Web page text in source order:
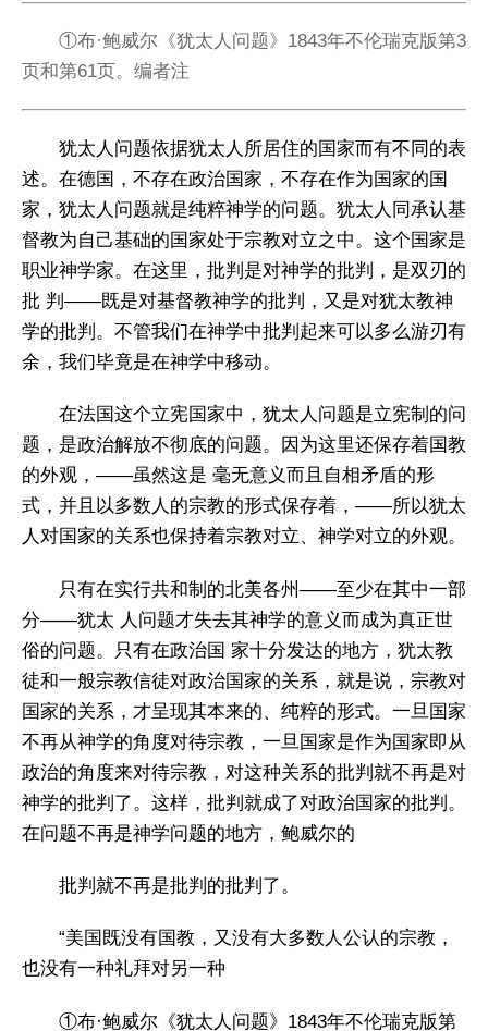
①布·鲍威尔《犹太人问题》1843年不伦瑞克版第3
页和第61页。编者注
犹太人问题依据犹太人所居住的国家而有不同的表
述。在德国，不存在政治国家，不存在作为国家的国
家，犹太人问题就是纯粹神学的问题。犹太人同承认基
督教为自己基础的国家处于宗教对立之中。这个国家是
职业神学家。在这里，批判是对神学的批判，是双刃的
批 判——既是对基督教神学的批判，又是对犹太教神
学的批判。不管我们在神学中批判起来可以多么游刃有
余，我们毕竟是在神学中移动。
在法国这个立宪国家中，犹太人问题是立宪制的问
题，是政治解放不彻底的问题。因为这里还保存着国教
的外观，——虽然这是 毫无意义而且自相矛盾的形
式，并且以多数人的宗教的形式保存着，——所以犹太
人对国家的关系也保持着宗教对立、神学对立的外观。
只有在实行共和制的北美各州——至少在其中一部
分——犹太 人问题才失去其神学的意义而成为真正世
俗的问题。只有在政治国 家十分发达的地方，犹太教
徒和一般宗教信徒对政治国家的关系，就是说，宗教对
国家的关系，才呈现其本来的、纯粹的形式。一旦国家
不再从神学的角度对待宗教，一旦国家是作为国家即从
政治的角度来对待宗教，对这种关系的批判就不再是对
神学的批判了。这样，批判就成了对政治国家的批判。
在问题不再是神学问题的地方，鲍威尔的
批判就不再是批判的批判了。
“美国既没有国教，又没有大多数人公认的宗教，
也没有一种礼拜对另一种
①布·鲍威尔《犹太人问题》1843年不伦瑞克版第